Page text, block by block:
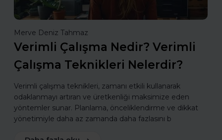
Merve Deniz Tahmaz
Verimli Çalışma Nedir? Verimli
Çalışma Teknikleri Nelerdir?
Verimli çalışma teknikleri, zamanı etkili kullanarak
odaklanmayı artıran ve üretkenliği maksimize eden
yöntemler sunar. Planlama, önceliklendirme ve dikkat
yönetimiyle daha az zamanda daha fazlasını b